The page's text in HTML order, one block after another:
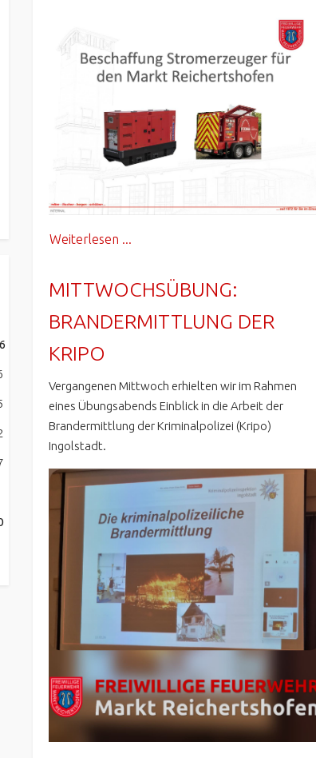
Weiterlesen ...
MITTWOCHSÜBUNG:
BRANDERMITTLUNG DER
KRIPO
Vergangenen Mittwoch erhielten wir im Rahmen
eines Übungsabends Einblick in die Arbeit der
Brandermittlung der Kriminalpolizei (Kripo)
Ingolstadt.